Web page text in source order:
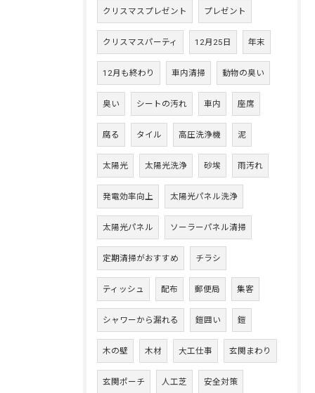
クリスマスプレゼント プレゼント
クリスマスパーティ 12月25日 年末
12月も終わり 車内清掃 動物の臭い
臭い シートの汚れ 車内 座席
腐る タイル 高圧洗浄機 泥
太陽光 太陽光洗浄 砂埃 雨汚れ
発電効率向上 太陽光パネル洗浄
太陽光パネル ソーラーパネル清掃
定期清掃がおすすめ チラシ
ティッシュ 配布 郵便局 集客
シャワーから漏れる 鎧囲い 鎧
木の壁 木材 大工仕事 玄関まわり
玄関ポーチ 人工芝 安全対策